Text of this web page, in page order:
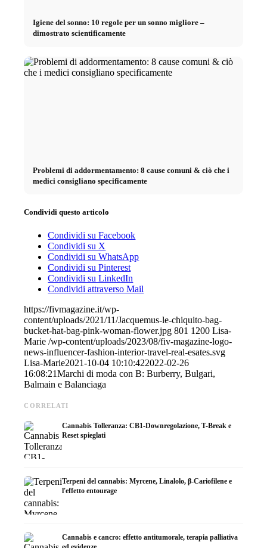
Igiene del sonno: 10 regole per un sonno migliore –
dimostrato scientificamente
Problemi di addormentamento: 8 cause comuni & ciò che i
medici consigliano specificamente
Condividi questo articolo
Condividi su Facebook
Condividi su X
Condividi su WhatsApp
Condividi su Pinterest
Condividi su LinkedIn
Condividi attraverso Mail
https://fivmagazine.it/wp-
content/uploads/2021/11/Jacquemus-le-chiquito-bag-
bucket-hat-bag-pink-woman-flower.jpg 801 1200 Lisa-
Marie /wp-content/uploads/2023/08/fiv-magazine-logo-
news-influencer-fashion-interior-travel-real-esates.svg
Lisa-Marie2021-10-04 10:10:422022-02-26
16:08:21Marchi di moda con B: Burberry, Bulgari,
Balmain e Balanciaga
CORRELATI
Cannabis Tolleranza: CB1-Downregolazione, T-Break e
Reset spieglati
Terpeni del cannabis: Myrcene, Linalolo, β-Cariofilene e
l'effetto entourage
Cannabis e cancro: effetto antitumorale, terapia palliativa